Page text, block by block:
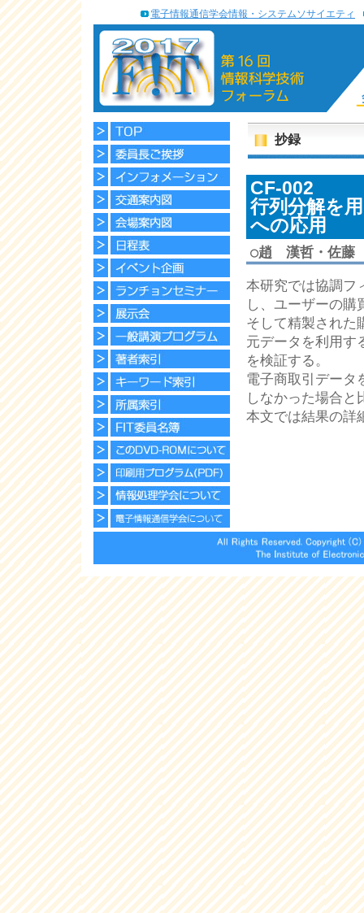
電子情報通信学会情報・システムソサイエティ
抄録
CF-002
行列分解を
への応用
○趙 漢哲・佐藤
本研究では協調フ
し、ユーザーの購
そして精製された
元データを利用す
を検証する。
電子商取引データ
しなかった場合と
本文では結果の詳